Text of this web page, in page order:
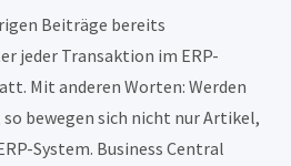
Beiträge bereits
jeder Transaktion im ERP-
Mit anderen Worten: Werden
bewegen sich nicht nur Artikel,
System. Business Central